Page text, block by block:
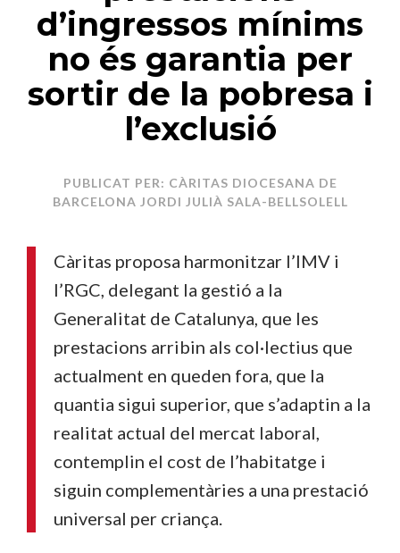
d’ingressos mínims
no és garantia per
sortir de la pobresa i
l’exclusió
PUBLICAT PER: CÀRITAS DIOCESANA DE
BARCELONA JORDI JULIÀ SALA-BELLSOLELL
Càritas proposa harmonitzar l’IMV i
l’RGC, delegant la gestió a la
Generalitat de Catalunya, que les
prestacions arribin als col·lectius que
actualment en queden fora, que la
quantia sigui superior, que s’adaptin a la
realitat actual del mercat laboral,
contemplin el cost de l’habitatge i
siguin complementàries a una prestació
universal per criança.